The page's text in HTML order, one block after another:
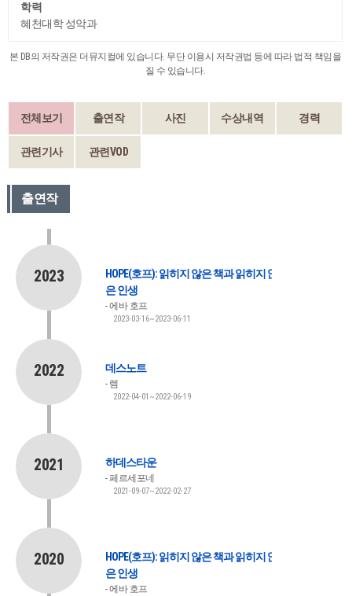
학력
혜천대학 성악과
본 DB의 저작권은 더뮤지컬에 있습니다. 무단 이용시 저작권법 등에 따라 법적 책임을
질 수 있습니다.
전체보기 출연작 사진 수상내역 경력
관련기사 관련VOD
출연작
2023
HOPE(호프): 읽히지 않은 책과 읽히지 않
은 인생
에바 호프
2023-03-16~2023-06-11
2022 데스노트
렘
2022-04-01~2022-06-19
2021 하데스타운
페르세포네
2021-09-07~2022-02-27
2020
HOPE(호프): 읽히지 않은 책과 읽히지 않
은 인생
에바 호프